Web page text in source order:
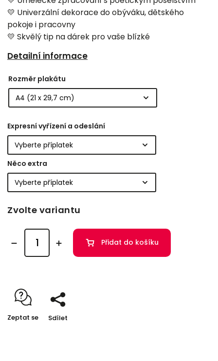
💛 Univerzální dekorace do obýváku, dětského
pokoje i pracovny
💛 Skvělý tip na dárek pro vaše blízké
Detailní informace
Rozměr plakátu
Expresní vyřízení a odeslání
Něco extra
Zvolte variantu
Přidat do košíku
Zeptat se Sdílet